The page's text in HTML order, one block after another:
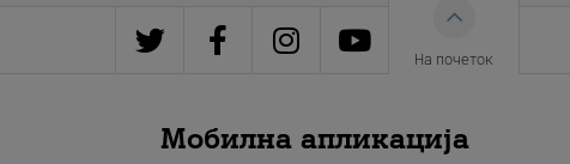
На почеток
Мобилна апликација